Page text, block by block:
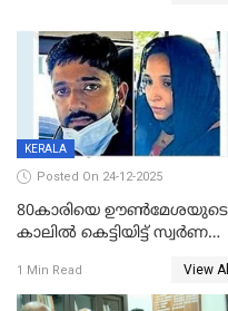
KERALA
Posted On 24-12-2025
80കാരിയെ ഊൺമേശയുടെ
കാലിൽ കെട്ടിയിട്ട് സ്വർണവും
കൊച്ചുമകനും സുഹൃത്തും
അറസ്റ്റിൽ
1 Min Read View All